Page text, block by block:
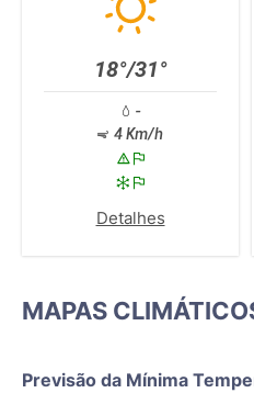
18°/31°
-
4 Km/h
Detalhes
MAPAS
Previsão da Mínima